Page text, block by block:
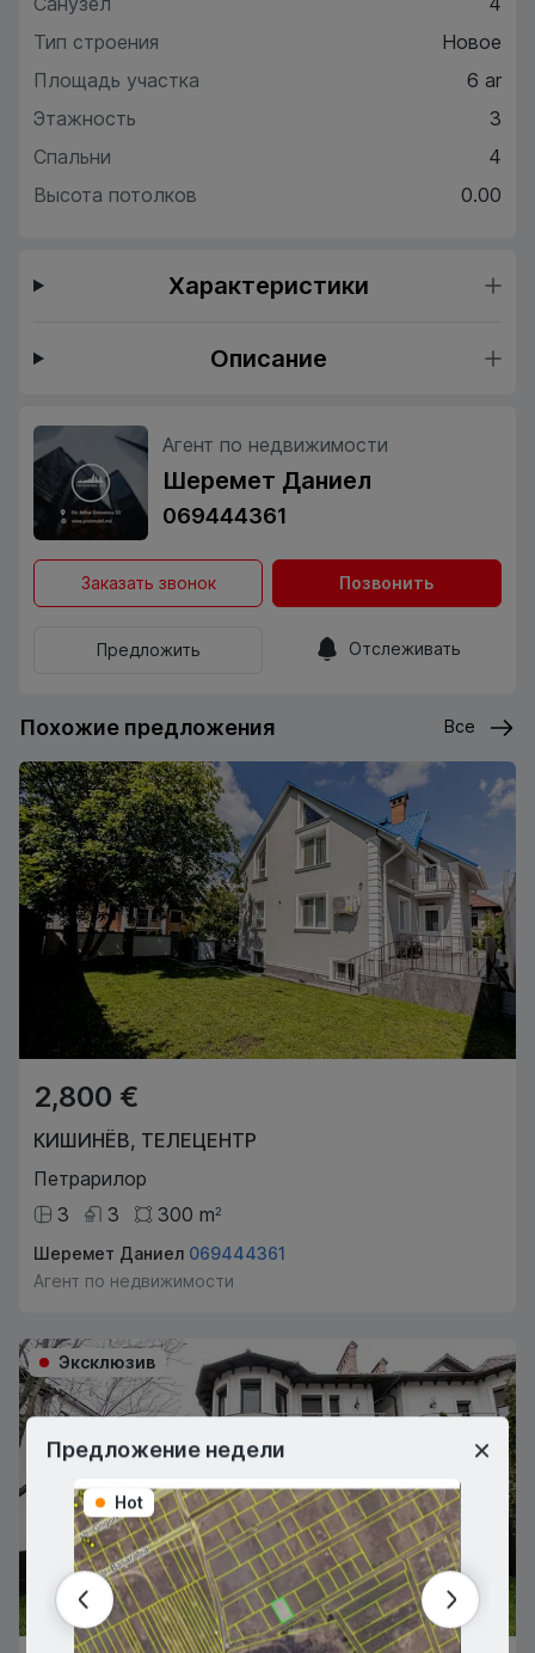
Тип строения
Новое
Площадь участка
6 ar
Этажность
3
Спальни
4
Высота потолков
0.00
Характеристики
Описание
Агент по недвижимости
Шеремет Даниел
069444361
Заказать звонок Позвонить
Предложить Отслеживать
Похожие предложения Все
2,800 €
КИШИНЁВ, ТЕЛЕЦЕНТР
Петрарилор
3
3 300 m2
Шеремет Даниел 069444361
Агент по недвижимости
Эксклюзив
Предложение недели
Hot Hot